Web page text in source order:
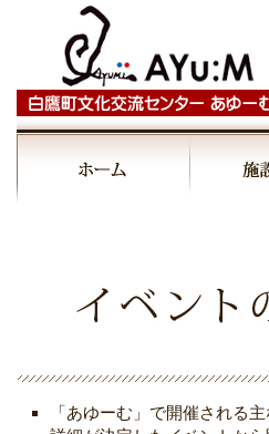
「あゆーむ」で開催される